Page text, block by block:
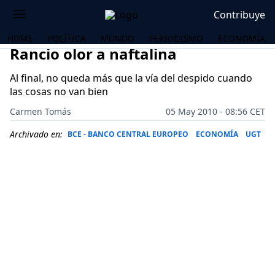
Contribuye
HOME POLÍTICA MUNDO PERIODISMO ECONOMÍA
Rancio olor a naftalina
Al final, no queda más que la vía del despido cuando
las cosas no van bien
Carmen Tomás
05 May 2010 - 08:56 CET
Archivado en: BCE - BANCO CENTRAL EUROPEO ECONOMÍA UGT